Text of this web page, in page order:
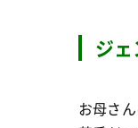
ジ
お母さ